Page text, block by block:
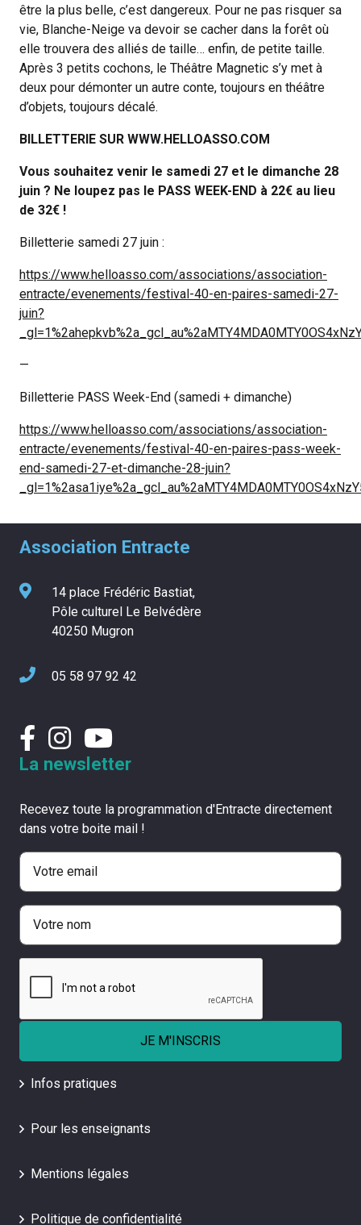
être la plus belle, c’est dangereux. Pour ne pas risquer sa
vie, Blanche-Neige va devoir se cacher dans la forêt où
elle trouvera des alliés de taille… enfin, de petite taille.
Après 3 petits cochons, le Théâtre Magnetic s’y met à
deux pour démonter un autre conte, toujours en théâtre
d’objets, toujours décalé.
BILLETTERIE SUR WWW.HELLOASSO.COM
Vous souhaitez venir le samedi 27 et le dimanche 28
juin ? Ne loupez pas le PASS WEEK-END à 22€ au lieu
de 32€ !
Billetterie samedi 27 juin :
https://www.helloasso.com/associations/association-
entracte/evenements/festival-40-en-paires-samedi-27-
juin?
—
Billetterie PASS Week-End (samedi + dimanche)
https://www.helloasso.com/associations/association-
entracte/evenements/festival-40-en-paires-pass-week-
end-samedi-27-et-dimanche-28-juin?
Association Entracte
14 place Frédéric Bastiat,
Pôle culturel Le Belvédère
40250 Mugron
05 58 97 92 42
La newsletter
Recevez toute la programmation d'Entracte directement
dans votre boite mail !
Infos pratiques
Pour les enseignants
Mentions légales
Politique de confidentialité